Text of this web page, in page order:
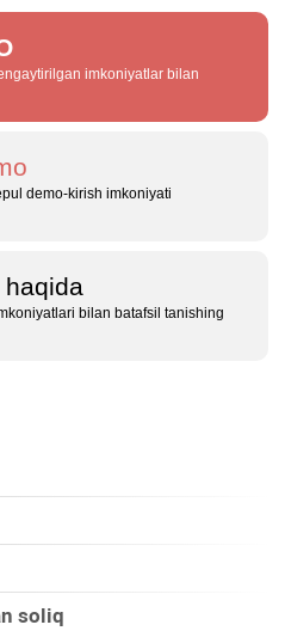
imkoniyatlar bilan
demo‑kirish imkoniyati
haqida
bilan batafsil tanishing
soliq